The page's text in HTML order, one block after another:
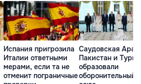
Испания пригрозила
Италии ответными
мерами, если та не
отменит пограничные
Саудовская
Пакистан и
образовали
оборонительный